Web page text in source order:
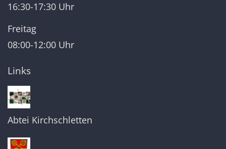
16:30-17:30 Uhr
Freitag
08:00-12:00 Uhr
Links
Abtei Kirchschletten